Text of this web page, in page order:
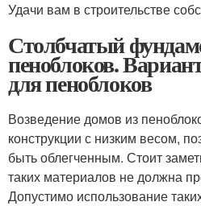
Удачи вам в строительстве
Столбчатый
пеноблоков.
для пеноблоков
Возведение домов из
конструкции с низким весом,
быть облегченным. Стоит
таких материалов не должна
Допустимо использование